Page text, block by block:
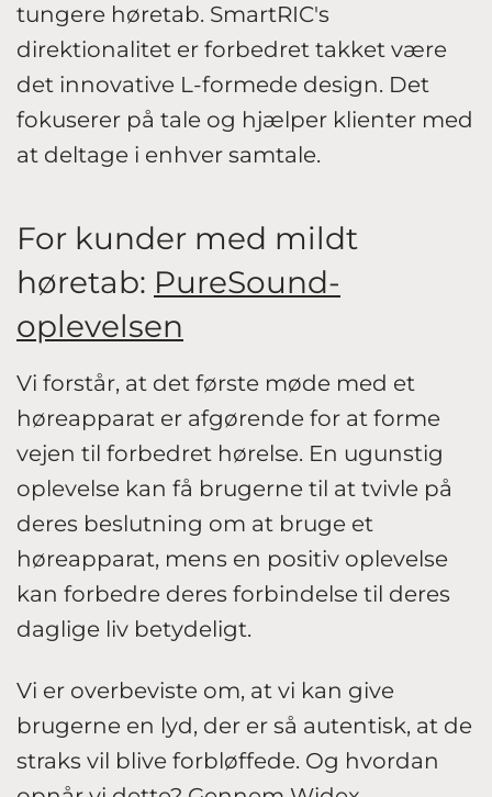
tungere høretab. SmartRIC's
direktionalitet er forbedret takket være
det innovative L-formede design. Det
fokuserer på tale og hjælper klienter med
at deltage i enhver samtale.
For kunder med mildt
høretab: PureSound-
oplevelsen
Vi forstår, at det første møde med et
høreapparat er afgørende for at forme
vejen til forbedret hørelse. En ugunstig
oplevelse kan få brugerne til at tvivle på
deres beslutning om at bruge et
høreapparat, mens en positiv oplevelse
kan forbedre deres forbindelse til deres
daglige liv betydeligt.
Vi er overbeviste om, at vi kan give
brugerne en lyd, der er så autentisk, at de
straks vil blive forbløffede. Og hvordan